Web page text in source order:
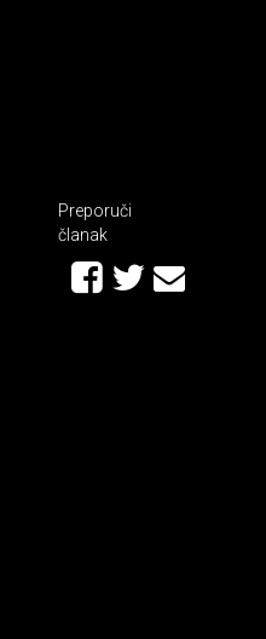
Preporuči
članak